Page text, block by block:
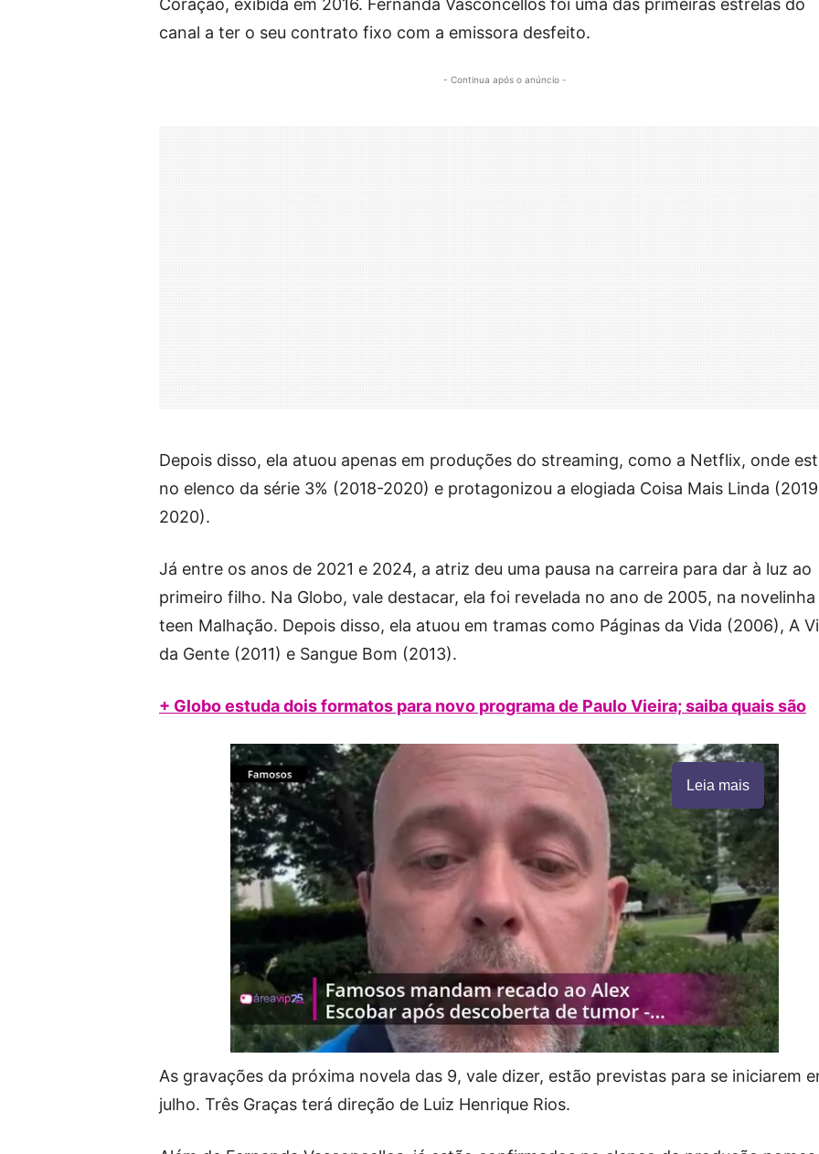
Coração, exibida em 2016. Fernanda Vasconcellos foi uma das primeiras estrelas do
canal a ter o seu contrato fixo com a emissora desfeito.
- Continua após o anúncio -
Depois disso, ela atuou apenas em produções do streaming, como a Netflix, onde
no elenco da série 3% (2018-2020) e protagonizou a elogiada Coisa Mais Linda
2020).
Já entre os anos de 2021 e 2024, a atriz deu uma pausa na carreira para dar à luz ao
primeiro filho. Na Globo, vale destacar, ela foi revelada no ano de 2005, na novelinha
teen Malhação. Depois disso, ela atuou em tramas como Páginas da Vida (2006), A
da Gente (2011) e Sangue Bom (2013).
+ Globo estuda dois formatos para novo programa de Paulo Vieira; saiba quais são
Leia mais
As gravações da próxima novela das 9, vale dizer, estão previstas para se iniciarem
julho. Três Graças terá direção de Luiz Henrique Rios.